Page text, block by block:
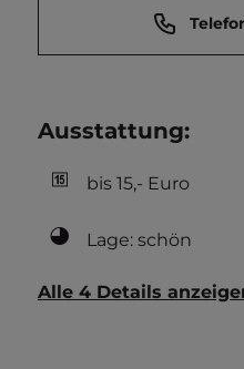
Ausstattung:
bis 15,- Euro
Lage: schön
Alle 4 Details